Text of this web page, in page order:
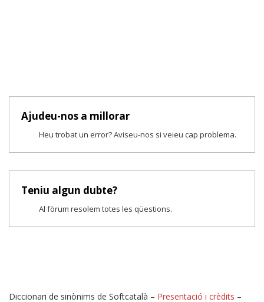
Ajudeu-nos a millorar
Heu trobat un error? Aviseu-nos si veieu cap problema.
Teniu algun dubte?
Al fòrum resolem totes les qüestions.
Diccionari de sinònims de Softcatalà – Presentació i crèdits –